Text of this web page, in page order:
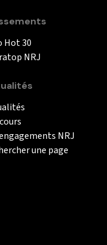
Hot 30
NRJ
NRJ
une page